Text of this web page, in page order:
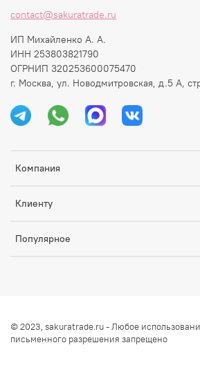
Компания
Клиенту
Популярное
contact@sakuratrade.ru
ИП Михайленко А. А.
ИНН 253803821790
ОГРНИП 320253600075470
г. Москва, ул. Новодмитровская, д.5 А,
© 2023, sakuratrade.ru - Любое
письменного разрешения запрещено